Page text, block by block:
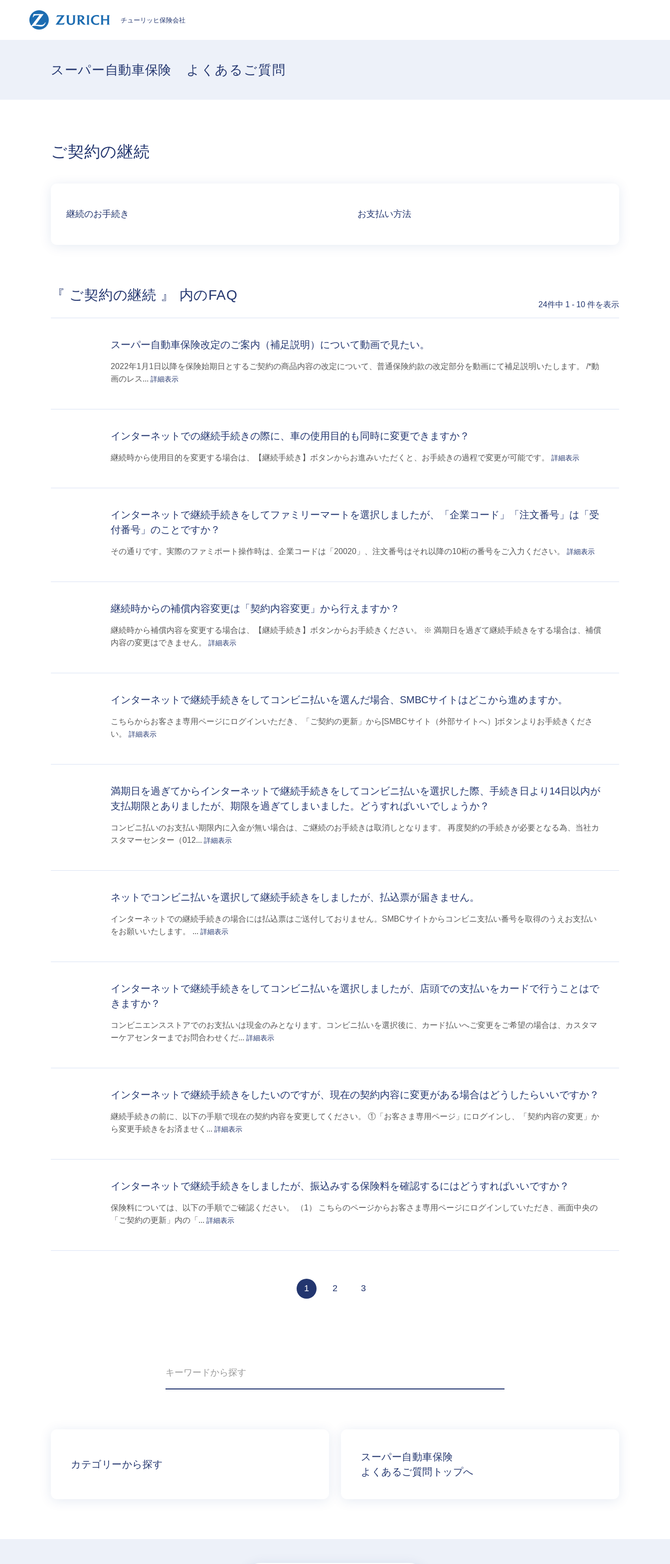
チューリッヒ保険会社
スーパー自動車保険 よくあるご質問
ご契約の継続
継続のお手続き お支払い方法
『 ご契約の継続 』 内のFAQ
24件中 1 - 10 件を表示
スーパー自動車保険改定のご案内（補足説明）について動画で見たい。
2022年1月1日以降を保険始期日とするご契約の商品内容の改定について、普通保険約款の改定部分を動画にて補足説明いたします。 /*動
画のレス... 詳細表示
インターネットでの継続手続きの際に、車の使用目的も同時に変更できますか？
継続時から使用目的を変更する場合は、【継続手続き】ボタンからお進みいただくと、お手続きの過程で変更が可能です。 詳細表示
インターネットで継続手続きをしてファミリーマートを選択しましたが、「企業コード」「注文番号」は「受
付番号」のことですか？
その通りです。実際のファミポート操作時は、企業コードは「20020」、注文番号はそれ以降の10桁の番号をご入力ください。 詳細表示
継続時からの補償内容変更は「契約内容変更」から行えますか？
継続時から補償内容を変更する場合は、【継続手続き】ボタンからお手続きください。 ※ 満期日を過ぎて継続手続きをする場合は、補償
内容の変更はできません。 詳細表示
インターネットで継続手続きをしてコンビニ払いを選んだ場合、SMBCサイトはどこから進めますか。
こちらからお客さま専用ページにログインいただき、「ご契約の更新」から[SMBCサイト（外部サイトへ）]ボタンよりお手続きくださ
い。 詳細表示
満期日を過ぎてからインターネットで継続手続きをしてコンビニ払いを選択した際、手続き日より14日以内が
支払期限とありましたが、期限を過ぎてしまいました。どうすればいいでしょうか？
コンビニ払いのお支払い期限内に入金が無い場合は、ご継続のお手続きは取消しとなります。 再度契約の手続きが必要となる為、当社カ
スタマーセンター（012... 詳細表示
ネットでコンビニ払いを選択して継続手続きをしましたが、払込票が届きません。
インターネットでの継続手続きの場合には払込票はご送付しておりません。SMBCサイトからコンビニ支払い番号を取得のうえお支払い
をお願いいたします。 ... 詳細表示
インターネットで継続手続きをしてコンビニ払いを選択しましたが、店頭での支払いをカードで行うことはで
きますか？
コンビニエンスストアでのお支払いは現金のみとなります。コンビニ払いを選択後に、カード払いへご変更をご希望の場合は、カスタマ
ーケアセンターまでお問合わせくだ... 詳細表示
インターネットで継続手続きをしたいのですが、現在の契約内容に変更がある場合はどうしたらいいですか？
継続手続きの前に、以下の手順で現在の契約内容を変更してください。 ①「お客さま専用ページ」にログインし、「契約内容の変更」か
ら変更手続きをお済ませく... 詳細表示
インターネットで継続手続きをしましたが、振込みする保険料を確認するにはどうすればいいですか？
保険料については、以下の手順でご確認ください。 （1） こちらのページからお客さま専用ページにログインしていただき、画面中央の
「ご契約の更新」内の「... 詳細表示
1 2 3
カテゴリーから探す
スーパー自動車保険
よくあるご質問トップへ